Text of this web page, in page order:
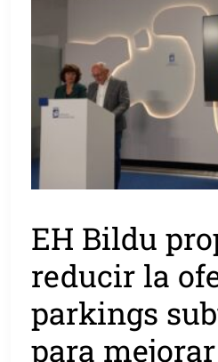
EH Bildu
reducir la
parkings
para